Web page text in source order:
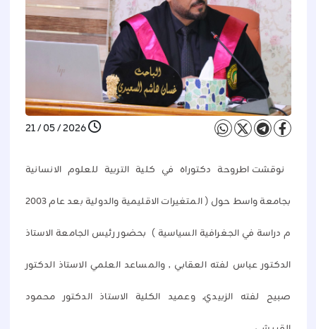
2026 / 05 / 21
نوقشت اطروحة دكتوراه في كلية التربية للعلوم الانسانية
بجامعة واسط حول ( المتغيرات الاقليمية والدولية بعد عام 2003
م دراسة في الجغرافية السياسية ) بحضور رئيس الجامعة الاستاذ
الدكتور عباس لفته العقابي , والمساعد العلمي الاستاذ الدكتور
صبيح لفته الزبيدي, وعميد الكلية الاستاذ الدكتور محمود